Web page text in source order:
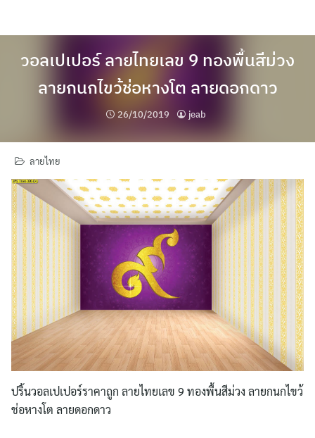
วอลเปเปอร์ ลายไทยเลข 9 ทองพื้นสีม่วง
ลายกนกไขว้ช่อหางโต ลายดอกดาว
26/10/2019 jeab
ลายไทย
ปริ้นวอลเปเปอร์ราคาถูก ลายไทยเลข 9 ทองพื้นสีม่วง ลายกนกไขว้
ช่อหางโต ลายดอกดาว